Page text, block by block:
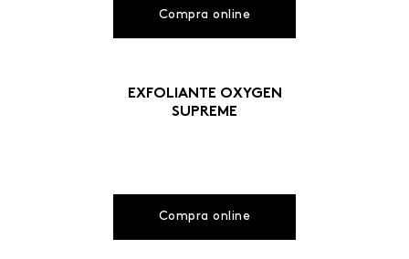
Compra online
EXFOLIANTE OXYGEN
SUPREME
Compra online